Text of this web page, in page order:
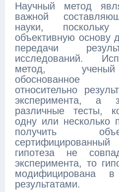
Научный метод
важной
науки,
объективную основу
передачи
исследований.
метод,
обоснованное
относительно
эксперимента, а
различные тесты,
одну или несколько
получить
гипотеза не
эксперимента, то
модифицирована
результатами.